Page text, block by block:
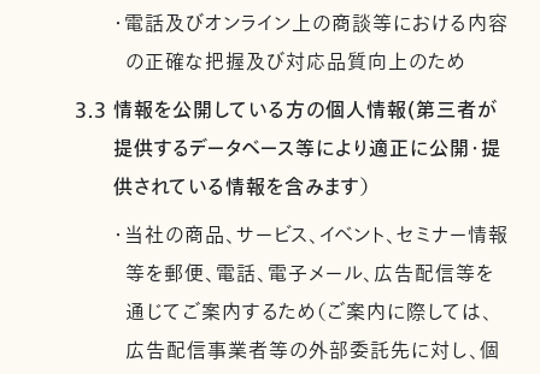
・電話及びオンライン上の商談等における内容
の正確な把握及び対応品質向上のため
3.3 情報を公開している方の個人情報(第三者が
提供するデータベース等により適正に公開・提
供されている情報を含みます）
・当社の商品、サービス、イベント、セミナー情報
等を郵便、電話、電子メール、広告配信等を
通じてご案内するため（ご案内に際しては、
広告配信事業者等の外部委託先に対し、個